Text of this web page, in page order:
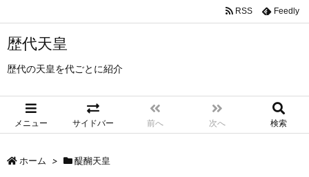
歴代天皇
歴代の天皇を代ごとに紹介
メニュー サイドバー 前へ 次へ 検索
RSS Feedly
ホーム > 醍醐天皇